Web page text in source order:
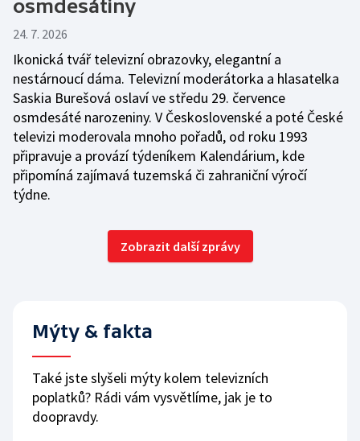
osmdesátiny
24. 7. 2026
Ikonická tvář televizní obrazovky, elegantní a
nestárnoucí dáma. Televizní moderátorka a hlasatelka
Saskia Burešová oslaví ve středu 29. července
osmdesáté narozeniny. V Československé a poté České
televizi moderovala mnoho pořadů, od roku 1993
připravuje a provází týdeníkem Kalendárium, kde
připomíná zajímavá tuzemská či zahraniční výročí
týdne.
Zobrazit další zprávy
Mýty & fakta
Také jste slyšeli mýty kolem televizních
poplatků? Rádi vám vysvětlíme, jak je to
doopravdy.